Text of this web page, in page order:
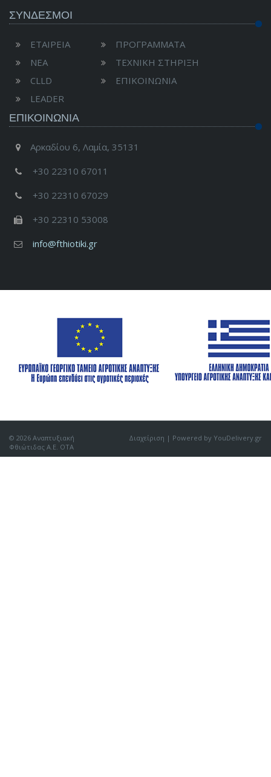
ΣΥΝΔΕΣΜΟΙ
ΕΤΑΙΡΕΙΑ
ΝΕΑ
CLLD
LEADER
ΠΡΟΓΡΑΜΜΑΤΑ
ΤΕΧΝΙΚΗ ΣΤΗΡΙΞΗ
ΕΠΙΚΟΙΝΩΝΙΑ
ΕΠΙΚΟΙΝΩΝΊΑ
Αρκαδίου 6, Λαμία, 35131
+30 22310 67011
+30 22310 67029
+30 22310 53008
info@fthiotiki.gr
© 2026 Αναπτυξιακή
Φθιώτιδας Α.Ε. ΟΤΑ
Διαχείριση | Powered by YouDelivery.gr